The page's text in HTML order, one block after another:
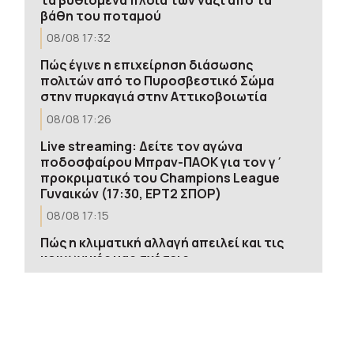
βάθη του ποταμού
08/08 17:32
Πώς έγινε η επιχείρηση διάσωσης
πολιτών από το Πυροσβεστικό Σώμα
στην πυρκαγιά στην Αττικοβοιωτία
08/08 17:26
Live streaming: Δείτε τον αγώνα
ποδοσφαίρου Μπραν-ΠΑΟΚ για τον γ΄
προκριματικό του Champions League
Γυναικών (17:30, ΕΡΤ2 ΣΠΟΡ)
08/08 17:15
Πώς η κλιματική αλλαγή απειλεί και τις
κοινωνικές μας σχέσεις